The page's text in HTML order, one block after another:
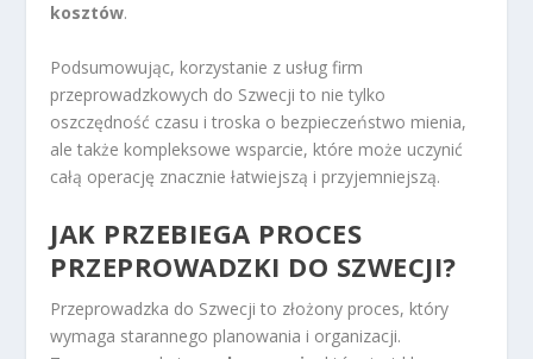
kosztów.
Podsumowując, korzystanie z usług firm
przeprowadzkowych do Szwecji to nie tylko
oszczędność czasu i troska o bezpieczeństwo mienia,
ale także kompleksowe wsparcie, które może uczynić
całą operację znacznie łatwiejszą i przyjemniejszą.
JAK PRZEBIEGA PROCES
PRZEPROWADZKI DO SZWECJI?
Przeprowadzka do Szwecji to złożony proces, który
wymaga starannego planowania i organizacji.